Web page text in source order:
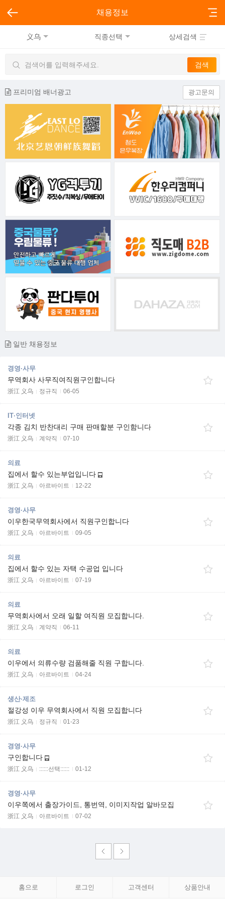
채용정보
义乌 직종선택 상세검색
프리미엄 배너광고 광고문의
일반 채용정보
경영·사무
무역회사 사무직여직원구인합니다
浙江 义乌 정규직 06-05
IT·인터넷
각종 김치 반찬대리 구매 판매할분 구인함니다
浙江 义乌 계약직 07-10
의료
집에서 할수 있는부업입니다
浙江 义乌 아르바이트 12-22
경영·사무
이우한국무역회사에서 직원구인합니다
浙江 义乌 아르바이트 09-05
의료
집에서 할수 있는 자택 수공업 입니다
浙江 义乌 아르바이트 07-19
의료
무역회사에서 오래 일할 여직원 모집합니다.
浙江 义乌 계약직 06-11
의료
이우에서 의류수량 검품해줄 직원 구합니다.
浙江 义乌 아르바이트 04-24
생산·제조
절강성 이우 무역회사에서 직원 모집합니다
浙江 义乌 정규직 01-23
경영·사무
구인합니다
浙江 义乌 ::::::선택:::::: 01-12
경영·사무
이우쪽에서 출장가이드, 통번역, 이미지작업 알바모집
浙江 义乌 아르바이트 07-02
홈으로 로그인 고객센터 상품안내